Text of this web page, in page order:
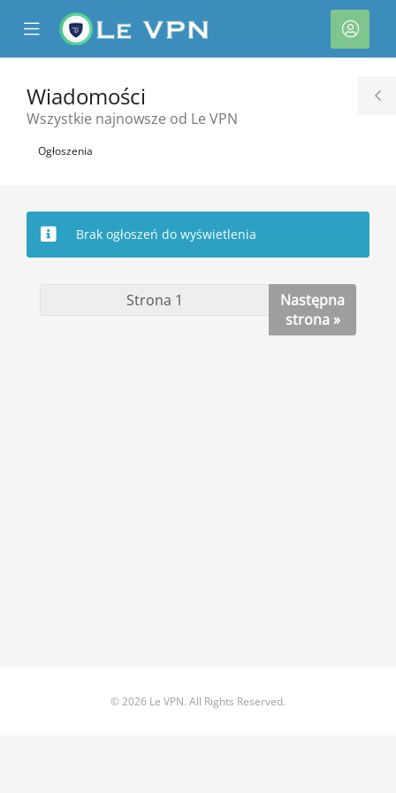
Mobile
Menu
Wiadomości
Wszystkie najnowsze od Le VPN
Ogłoszenia
Brak ogłoszeń do wyświetlenia
Następna
strona »
© 2026 Le VPN. All Rights Reserved.